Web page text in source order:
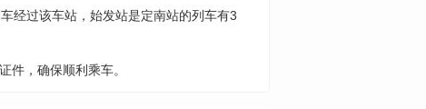
经过该车站，始发站是定南站的列车有3
件，确保顺利乘车。